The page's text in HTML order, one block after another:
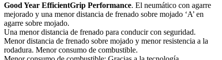
Good Year EfficientGrip Performance. El neumático con agarre
mejorado y una menor distancia de frenado sobre mojado ‘A’ en
agarre sobre mojado.
Una menor distancia de frenado para conducir con seguridad.
Menor distancia de frenado sobre mojado y menor resistencia a la
rodadura. Menor consumo de combustible.